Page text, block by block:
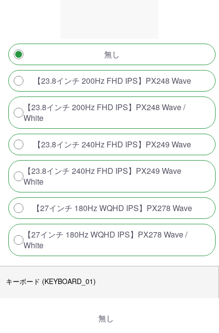
無し
【23.8インチ 200Hz FHD IPS】PX248 Wave
【23.8インチ 200Hz FHD IPS】PX248 Wave /
White
【23.8インチ 240Hz FHD IPS】PX249 Wave
【23.8インチ 240Hz FHD IPS】PX249 Wave
White
【27インチ 180Hz WQHD IPS】PX278 Wave
【27インチ 180Hz WQHD IPS】PX278 Wave /
White
キーボード (KEYBOARD_01)
無し